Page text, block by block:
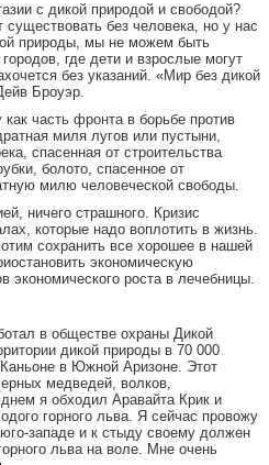
с дикой природой и свободой?
без человека, но у нас
природы, мы не можем быть
где дети и взрослые могут
без указаний. «Мир без дикой
Броуэр.
часть фронта в борьбе против
миля лугов или пустыни,
спасенная от строительства
болото, спасенное от
милю человеческой свободы.
ничего страшного. Кризис
которые надо воплотить в жизнь.
сохранить все хорошее в нашей
экономическую
экономического роста в лечебницы.
в обществе охраны Дикой
дикой природы в 70 000
в Южной Аризоне. Этот
медведей, волков,
я обходил Аравайта Крик и
горного льва. Я сейчас провожу
западе и к стыду своему должен
льва на воле. Мне очень